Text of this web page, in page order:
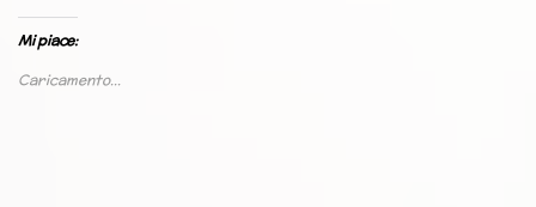
Mi piace:
Caricamento...